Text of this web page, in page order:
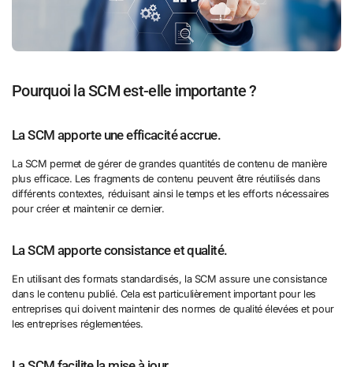
Pourquoi la SCM est-elle importante ?
La SCM apporte une efficacité accrue.
La SCM permet de gérer de grandes quantités de contenu de manière
plus efficace. Les fragments de contenu peuvent être réutilisés dans
différents contextes, réduisant ainsi le temps et les efforts nécessaires
pour créer et maintenir ce dernier.
La SCM apporte consistance et qualité.
En utilisant des formats standardisés, la SCM assure une consistance
dans le contenu publié. Cela est particulièrement important pour les
entreprises qui doivent maintenir des normes de qualité élevées et pour
les entreprises réglementées.